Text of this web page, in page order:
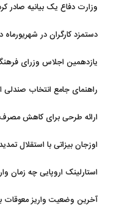
وزارت دفاع یک بیانیه صادر
دستمزد کارگران در
یازدهمین اجلاس وزرای
راهنمای جامع انتخاب صندلی
ارائه طرحی برای کاهش
اوزجان بیزاتی با استقلال
استارلینک اروپایی چه زمان
آخرین وضعیت واریز معوقات